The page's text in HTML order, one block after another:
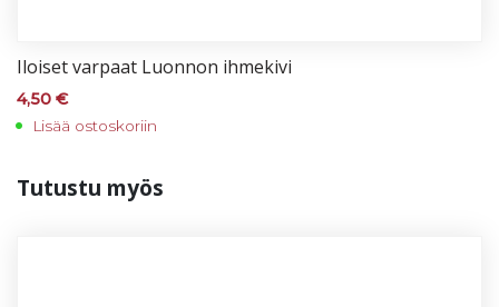
Iloi­set var­paat Luon­non ih­me­ki­vi
4,50 €
Lisää ostoskoriin
Tu­tus­tu myös